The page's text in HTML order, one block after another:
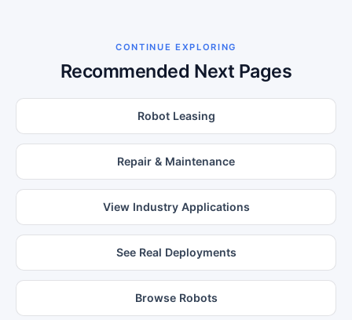
CONTINUE EXPLORING
Recommended Next Pages
Robot Leasing
Repair & Maintenance
View Industry Applications
See Real Deployments
Browse Robots